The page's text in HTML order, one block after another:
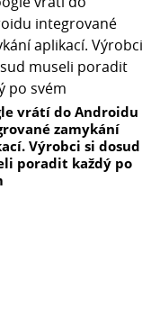
vrátí do Androidu
zamykání
Výrobci si dosud
poradit každý po